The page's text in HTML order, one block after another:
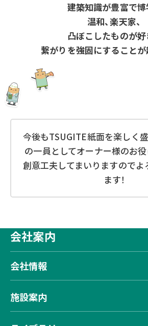
建築知識が豊富で博
温和、楽天家、
凸ぼこしたものが好
繋がりを強固にすることが
今後もTSUGITE紙面を楽しく
の一員としてオーナー様のお役
創意工夫してまいりますのでよ
ます！
会社案内
会社情報
施設案内